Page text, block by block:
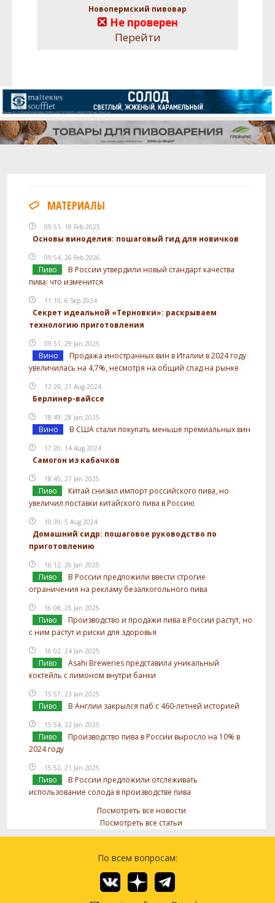
Новопермский пивовар
Не проверен
Перейти
МАТЕРИАЛЫ
09:51, 18 Feb 2025
Основы виноделия: пошаговый гид для новичков
09:54, 26 Feb 2026
Пиво
В России утвердили новый стандарт качества
пива: что изменится
11:10, 6 Sep 2024
Секрет идеальной «Терновки»: раскрываем
технологию приготовления
09:51, 29 Jan 2025
Вино
Продажа иностранных вин в Италии в 2024 году
увеличилась на 4,7%, несмотря на общий спад на рынке
13:29, 21 Aug 2024
Берлинер-вайссе
18:49, 28 Jan 2025
Вино В США стали покупать меньше премиальных вин
17:20, 14 Aug 2024
Самогон из кабачков
18:45, 27 Jan 2025
Пиво
Китай снизил импорт российского пива, но
увеличил поставки китайского пива в Россию
10:39, 5 Aug 2024
Домашний сидр: пошаговое руководство по
приготовлению
16:12, 26 Jan 2025
Пиво
В России предложили ввести строгие
ограничения на рекламу безалкогольного пива
16:08, 25 Jan 2025
Пиво
Производство и продажи пива в России растут, но
с ним растут и риски для здоровья
16:02, 24 Jan 2025
Пиво
Asahi Breweries представила уникальный
коктейль с лимоном внутри банки
15:57, 23 Jan 2025
Пиво В Англии закрылся паб с 460-летней историей
15:54, 22 Jan 2025
Пиво
Производство пива в России выросло на 10% в
2024 году
15:52, 21 Jan 2025
Пиво
В России предложили отслеживать
использование солода в производстве пива
Посмотреть все новости
Посмотреть все статьи
По всем вопросам: